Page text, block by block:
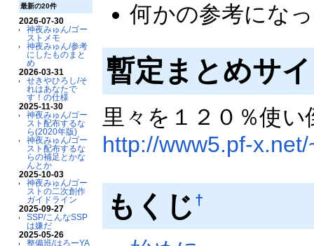
最新の20件
2026-07-30
神夜みゅん/ゴー
ストメモ
神夜みゅん/参考
にしたものまと
め
2026-03-31
せきやひろし/そ
れはあなたで
す！の仕様
2025-11-30
神夜みゅん/ゴー
スト配布するな
ら(2020年版)
神夜みゅん/ゴー
スト配布するな
らの補足とかな
んとか
2025-10-03
神夜みゅん/ゴー
ストの二次創作
ガイドライン
2025-09-27
SSP/こんなSSP
は嫌だ
2025-05-26
整備班/はろーYA
何かの参考にな
暫定まとめサ
里々を１２０％使
http://www5.pf-
もくじ †